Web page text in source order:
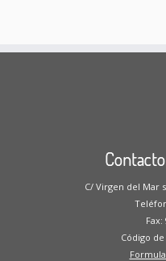
C/ Virgen del Mar
Fax:
Código